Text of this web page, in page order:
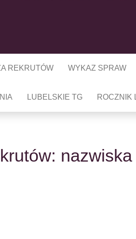
REKRUTÓW WYKAZ SPRAW
LUBELSKIE TG ROCZNIK